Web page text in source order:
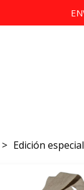
Edición